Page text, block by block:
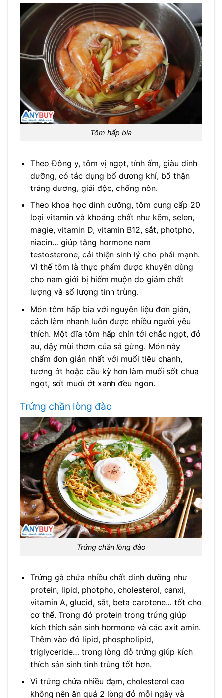
Tôm hấp bia
Theo Đông y, tôm vị ngọt, tính ấm, giàu dinh
dưỡng, có tác dụng bổ dương khí, bổ thận
tráng dương, giải độc, chống nôn.
Theo khoa học dinh dưỡng, tôm cung cấp 20
loại vitamin và khoáng chất như kẽm, selen,
magie, vitamin D, vitamin B12, sắt, photpho,
niacin… giúp tăng hormone nam
testosterone, cải thiện sinh lý cho phái mạnh.
Vì thế tôm là thực phẩm được khuyên dùng
cho nam giới bị hiếm muộn do giảm chất
lượng và số lượng tinh trùng.
Món tôm hấp bia với nguyên liệu đơn giản,
cách làm nhanh luôn được nhiều người yêu
thích. Một đĩa tôm hấp chín tới chắc ngọt, đỏ
au, dậy mùi thơm của sả gừng. Món này
chấm đơn giản nhất với muối tiêu chanh,
tương ớt hoặc cầu kỳ hơn làm muối sốt chua
ngọt, sốt muối ớt xanh đều ngon.
Trứng chần lòng đào
Trứng chần lòng đào
Trứng gà chứa nhiều chất dinh dưỡng như
protein, lipid, photpho, cholesterol, canxi,
vitamin A, glucid, sắt, beta carotene… tốt cho
cơ thể. Trong đó protein trong trứng giúp
kích thích sản sinh hormone và các axit amin.
Thêm vào đó lipid, phospholipid,
triglyceride… trong lòng đỏ trứng giúp kích
thích sản sinh tinh trùng tốt hơn.
Vì trứng chứa nhiều đạm, cholesterol cao
không nên ăn quá 2 lòng đỏ mỗi ngày và